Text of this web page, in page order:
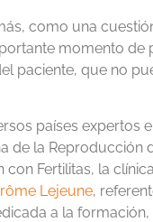
como una
momento
paciente, que no
países expertos
de la Reproducción
Fertilitas, la
Lejeune,
a la